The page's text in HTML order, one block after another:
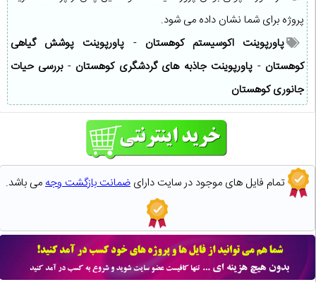
پروژه برای شما نشان داده می شود.
پاورپوینت اکوسیستم کوهستان- پاورپوینت پوشش گیاهی
کوهستان- پاورپوینت جاذبه های گردشگری کوهستان- بررسی حیات
جانوری کوهستان
تمام فایل های موجود در سایت دارای ضمانت بازگشت وجهمی باشد.